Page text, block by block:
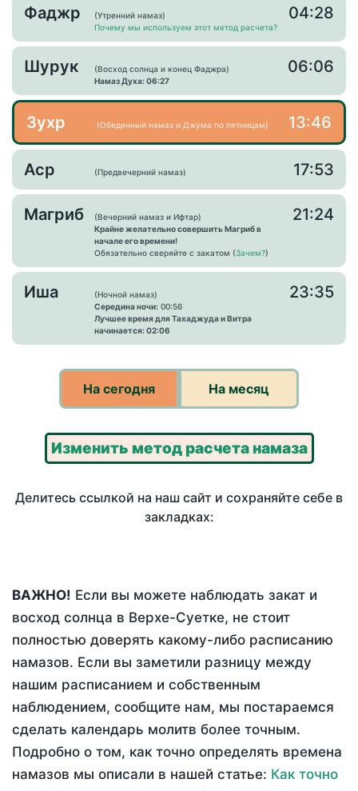
Фаджр
(Утренний намаз)
Почему мы используем этот метод расчета?
04:28
Шурук
(Восход солнца и конец Фаджра)
Намаз Духа: 06:27
06:06
Зухр (Обеденный намаз и Джума по пятницам) 13:46
Аср (Предвечерний намаз) 17:53
Магриб
(Вечерний намаз и Ифтар)
Крайне желательно совершить Магриб в
начале его времени!
Обязательно сверяйте с закатом (Зачем?)
21:24
Иша
(Ночной намаз)
Середина ночи: 00:56
Лучшее время для Тахаджуда и Витра
начинается: 02:06
23:35
На сегодня На месяц
Изменить метод расчета намаза
Делитесь ссылкой на наш сайт и сохраняйте себе в
закладках:
ВАЖНО! Если вы можете наблюдать закат и
восход солнца в Верхе-Суетке, не стоит
полностью доверять какому-либо расписанию
намазов. Если вы заметили разницу между
нашим расписанием и собственным
наблюдением, сообщите нам, мы постараемся
сделать календарь молитв более точным.
Подробно о том, как точно определять времена
намазов мы описали в нашей статье: Как точно